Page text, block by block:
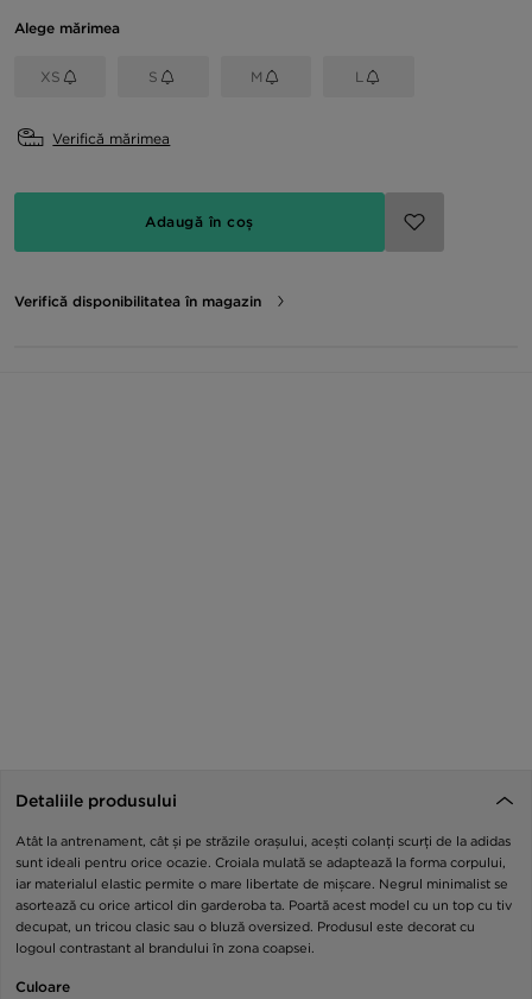
Alege mărimea
XS S M L
Verifică mărimea
Adaugă în coș
Verifică disponibilitatea în magazin
Detaliile produsului
Atât la antrenament, cât și pe străzile orașului, acești colanți scurți de la adidas
sunt ideali pentru orice ocazie. Croiala mulată se adaptează la forma corpului,
iar materialul elastic permite o mare libertate de mișcare. Negrul minimalist se
asortează cu orice articol din garderoba ta. Poartă acest model cu un top cu tiv
decupat, un tricou clasic sau o bluză oversized. Produsul este decorat cu
logoul contrastant al brandului în zona coapsei.
Culoare